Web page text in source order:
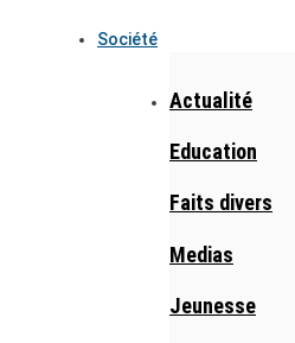
Société
Actualité
Education
Faits divers
Medias
Jeunesse